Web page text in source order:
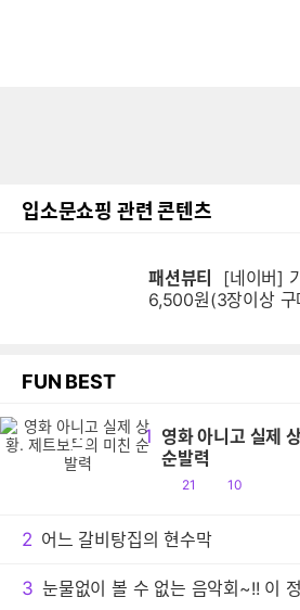
입소문쇼핑 관련 콘텐츠
패션뷰티
6,500원(3장이상 구
FUN BEST
1 영화 아니고 실제
순발력
공
21
댓
10
영
2 어느 갈비탕집의 현수막
3